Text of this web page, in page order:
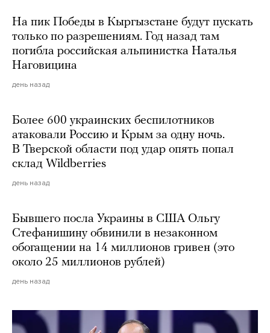
На пик Победы в Кыргызстане будут пускать
только по разрешениям. Год назад там
погибла российская альпинистка Наталья
Наговицина
день назад
Более 600 украинских беспилотников
атаковали Россию и Крым за одну ночь.
В Тверской области под удар опять попал
склад Wildberries
день назад
Бывшего посла Украины в США Ольгу
Стефанишину обвинили в незаконном
обогащении на 14 миллионов гривен (это
около 25 миллионов рублей)
день назад